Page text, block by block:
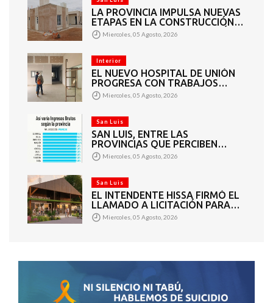
LA PROVINCIA IMPULSA NUEVAS
ETAPAS EN LA CONSTRUCCIÓN
DE VIVIENDAS EN PUEYRREDÓN
Miercoles, 05 Agosto, 2026
Interior
EL NUEVO HOSPITAL DE UNIÓN
PROGRESA CON TRABAJOS
INTERIORES Y EXTERIORES
Miercoles, 05 Agosto, 2026
San Luis
SAN LUIS, ENTRE LAS
PROVINCIAS QUE PERCIBEN
TASAS MÁS BAJAS DE INGRESOS
BRUTOS
Miercoles, 05 Agosto, 2026
San Luis
EL INTENDENTE HISSA FIRMÓ EL
LLAMADO A LICITACIÓN PARA
CONSTRUIR EL PASEO
FERROVIARIO PARA
Miercoles, 05 Agosto, 2026